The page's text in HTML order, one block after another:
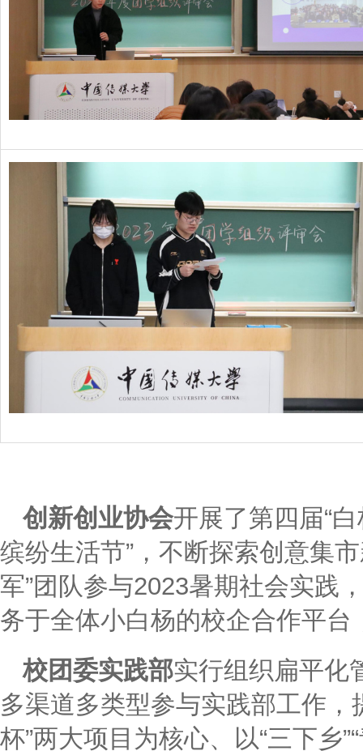
创新创业协会开展了第四届“
缤纷生活节”，不断探索创意集
军”团队参与2023暑期社会实践
务于全体小白杨的校企合作平
校团委实践部实行组织扁平化
多渠道多类型参与实践部工作，
杯”两大项目为核心、以“三下乡